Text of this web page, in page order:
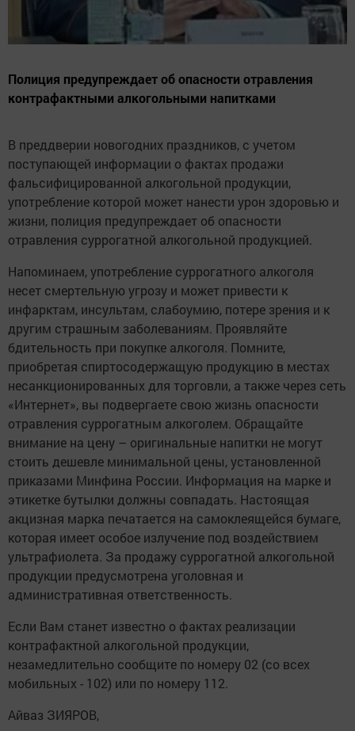
Полиция предупреждает об опасности отравления
контрафактными алкогольными напитками
В преддверии новогодних праздников, с учетом
поступающей информации о фактах продажи
фальсифицированной алкогольной продукции,
употребление которой может нанести урон здоровью и
жизни, полиция предупреждает об опасности
отравления суррогатной алкогольной продукцией.
Напоминаем, употребление суррогатного алкоголя
несет смертельную угрозу и может привести к
инфарктам, инсультам, слабоумию, потере зрения и к
другим страшным заболеваниям. Проявляйте
бдительность при покупке алкоголя. Помните,
приобретая спиртосодержащую продукцию в местах
несанкционированных для торговли, а также через сеть
«Интернет», вы подвергаете свою жизнь опасности
отравления суррогатным алкоголем. Обращайте
внимание на цену – оригинальные напитки не могут
стоить дешевле минимальной цены, установленной
приказами Минфина России. Информация на марке и
этикетке бутылки должны совпадать. Настоящая
акцизная марка печатается на самоклеящейся бумаге,
которая имеет особое излучение под воздействием
ультрафиолета. За продажу суррогатной алкогольной
продукции предусмотрена уголовная и
административная ответственность.
Если Вам станет известно о фактах реализации
контрафактной алкогольной продукции,
незамедлительно сообщите по номеру 02 (со всех
мобильных - 102) или по номеру 112.
Айваз ЗИЯРОВ,